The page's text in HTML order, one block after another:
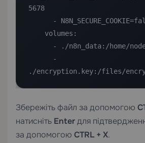
5678
./encryption.key:/files/
Збережіть файл за допомогою
натисніть Enterдля
за допомогою CTRL + X.